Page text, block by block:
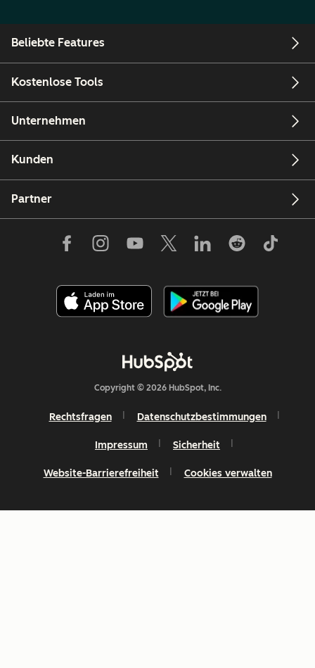
Beliebte Features
Kostenlose Tools
Unternehmen
Kunden
Partner
Copyright © 2026 HubSpot, Inc.
Rechtsfragen Datenschutzbestimmungen
Impressum Sicherheit
Website-Barrierefreiheit Cookies verwalten